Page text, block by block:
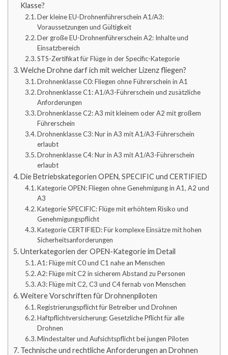
Klasse?
Der kleine EU-Drohnenführerschein A1/A3:
Voraussetzungen und Gültigkeit
Der große EU-Drohnenführerschein A2: Inhalte und
Einsatzbereich
STS-Zertifikat für Flüge in der Specific-Kategorie
Welche Drohne darf ich mit welcher Lizenz fliegen?
Drohnenklasse C0: Fliegen ohne Führerschein in A1
Drohnenklasse C1: A1/A3-Führerschein und zusätzliche
Anforderungen
Drohnenklasse C2: A3 mit kleinem oder A2 mit großem
Führerschein
Drohnenklasse C3: Nur in A3 mit A1/A3-Führerschein
erlaubt
Drohnenklasse C4: Nur in A3 mit A1/A3-Führerschein
erlaubt
Die Betriebskategorien OPEN, SPECIFIC und CERTIFIED
Kategorie OPEN: Fliegen ohne Genehmigung in A1, A2 und
A3
Kategorie SPECIFIC: Flüge mit erhöhtem Risiko und
Genehmigungspflicht
Kategorie CERTIFIED: Für komplexe Einsätze mit hohen
Sicherheitsanforderungen
Unterkategorien der OPEN-Kategorie im Detail
A1: Flüge mit C0 und C1 nahe an Menschen
A2: Flüge mit C2 in sicherem Abstand zu Personen
A3: Flüge mit C2, C3 und C4 fernab von Menschen
Weitere Vorschriften für Drohnenpiloten
Registrierungspflicht für Betreiber und Drohnen
Haftpflichtversicherung: Gesetzliche Pflicht für alle
Drohnen
Mindestalter und Aufsichtspflicht bei jungen Piloten
Technische und rechtliche Anforderungen an Drohnen